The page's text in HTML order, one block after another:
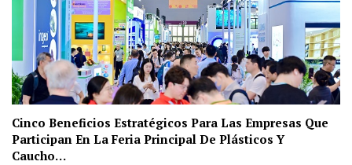
Cinco Beneficios Estratégicos Para Las Empresas Que
Participan En La Feria Principal De Plásticos Y
Caucho…